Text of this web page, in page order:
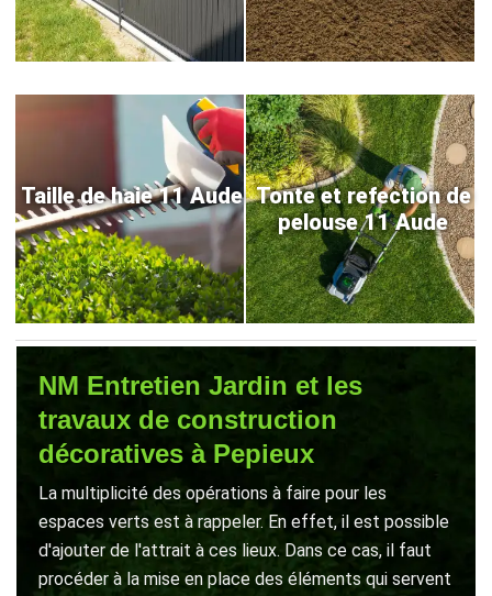
Taille de haie 11 Aude Tonte et refection de
pelouse 11 Aude
NM Entretien Jardin et les
travaux de construction
décoratives à Pepieux
La multiplicité des opérations à faire pour les
espaces verts est à rappeler. En effet, il est possible
d'ajouter de l'attrait à ces lieux. Dans ce cas, il faut
procéder à la mise en place des éléments qui servent